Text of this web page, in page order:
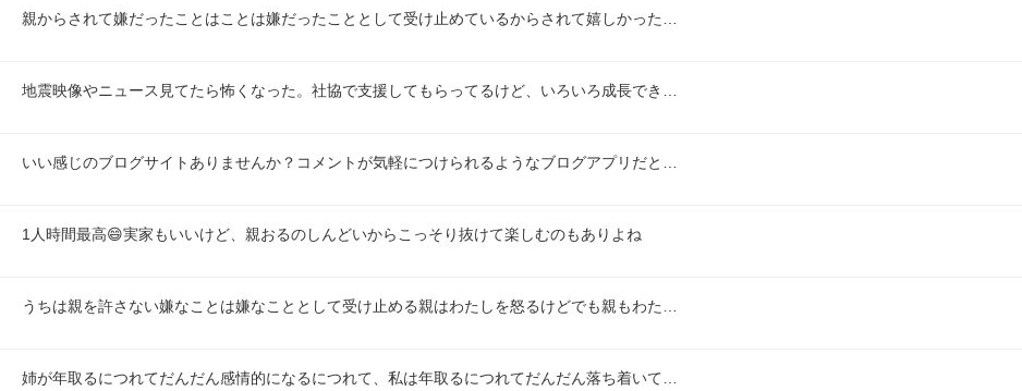
親からされて嫌だったことはことは嫌だったこととして受け止めているからされて嬉しかった…
地震映像やニュース見てたら怖くなった。社協で支援してもらってるけど、いろいろ成長でき…
いい感じのブログサイトありませんか？コメントが気軽につけられるようなブログアプリだと…
1人時間最高😄実家もいいけど、親おるのしんどいからこっそり抜けて楽しむのもありよね
うちは親を許さない嫌なことは嫌なこととして受け止める親はわたしを怒るけどでも親もわた…
姉が年取るにつれてだんだん感情的になるにつれて、私は年取るにつれてだんだん落ち着いて…